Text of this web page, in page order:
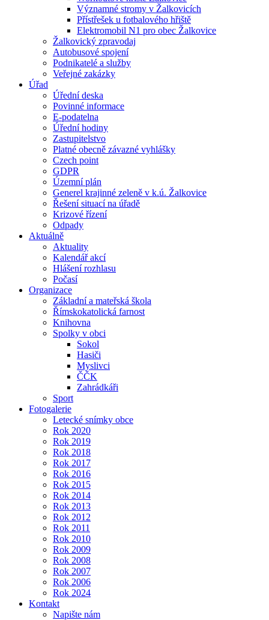
Významné stromy v Žalkovicích
Přístřešek u fotbalového hřiště
Elektromobil N1 pro obec Žalkovice
Žalkovický zpravodaj
Autobusové spojení
Podnikatelé a služby
Veřejné zakázky
Úřad
Úřední deska
Povinné informace
E-podatelna
Úřední hodiny
Zastupitelstvo
Platné obecně závazné vyhlášky
Czech point
GDPR
Územní plán
Generel krajinné zeleně v k.ú. Žalkovice
Řešení situací na úřadě
Krizové řízení
Odpady
Aktuálně
Aktuality
Kalendář akcí
Hlášení rozhlasu
Počasí
Organizace
Základní a mateřská škola
Římskokatolická farnost
Knihovna
Spolky v obci
Sokol
Hasiči
Myslivci
ČČK
Zahrádkáři
Sport
Fotogalerie
Letecké snímky obce
Rok 2020
Rok 2019
Rok 2018
Rok 2017
Rok 2016
Rok 2015
Rok 2014
Rok 2013
Rok 2012
Rok 2011
Rok 2010
Rok 2009
Rok 2008
Rok 2007
Rok 2006
Rok 2024
Kontakt
Napište nám